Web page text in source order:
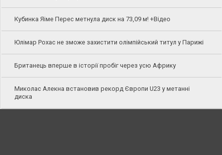
Кубинка Яіме Перес метнула диск на 73,09 м! +Відео
Юлімар Рохас не зможе захистити олімпійський титул у Парижі
Британець вперше в історії пробіг через усю Африку
Миколас Алекна встановив рекорд Європи U23 у метанні
диска